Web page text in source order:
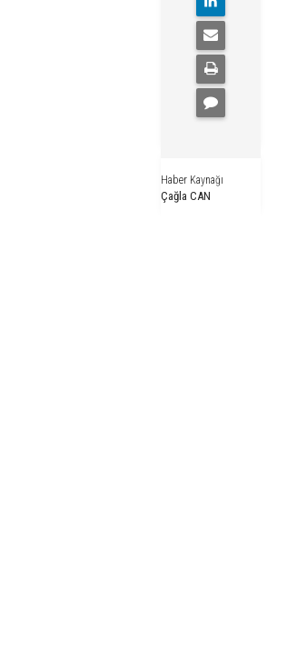
Haber Kaynağı
Çağla CAN